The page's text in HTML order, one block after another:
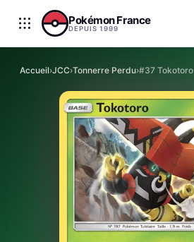
Aller au contenu
Pokémon France
DEPUIS 1999
Accueil›JCC›Tonnerre Perdu›#37 Tokotoro